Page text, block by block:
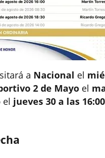
a Nacional el
2 de Mayo el
el jueves 30 a las 16:00